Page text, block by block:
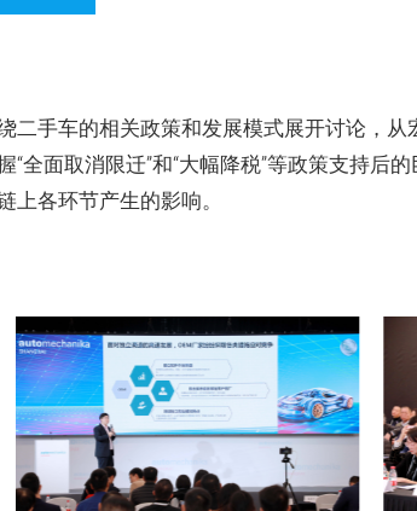
二手车的相关政策和发展模式展开讨论，
“全面取消限迁”和“大幅降税”等政策支持后
上各环节产生的影响。